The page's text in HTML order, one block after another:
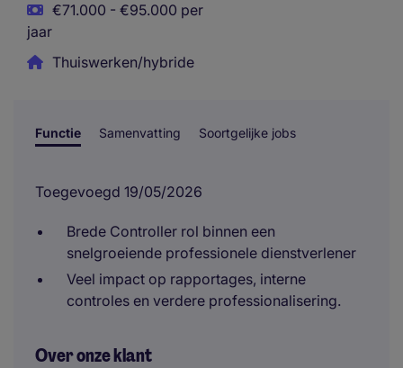
€71.000 - €95.000 per
jaar
Thuiswerken/hybride
Functie Samenvatting Soortgelijke jobs
Toegevoegd 19/05/2026
Brede Controller rol binnen een
snelgroeiende professionele dienstverlener
Veel impact op rapportages, interne
controles en verdere professionalisering.
Over onze klant